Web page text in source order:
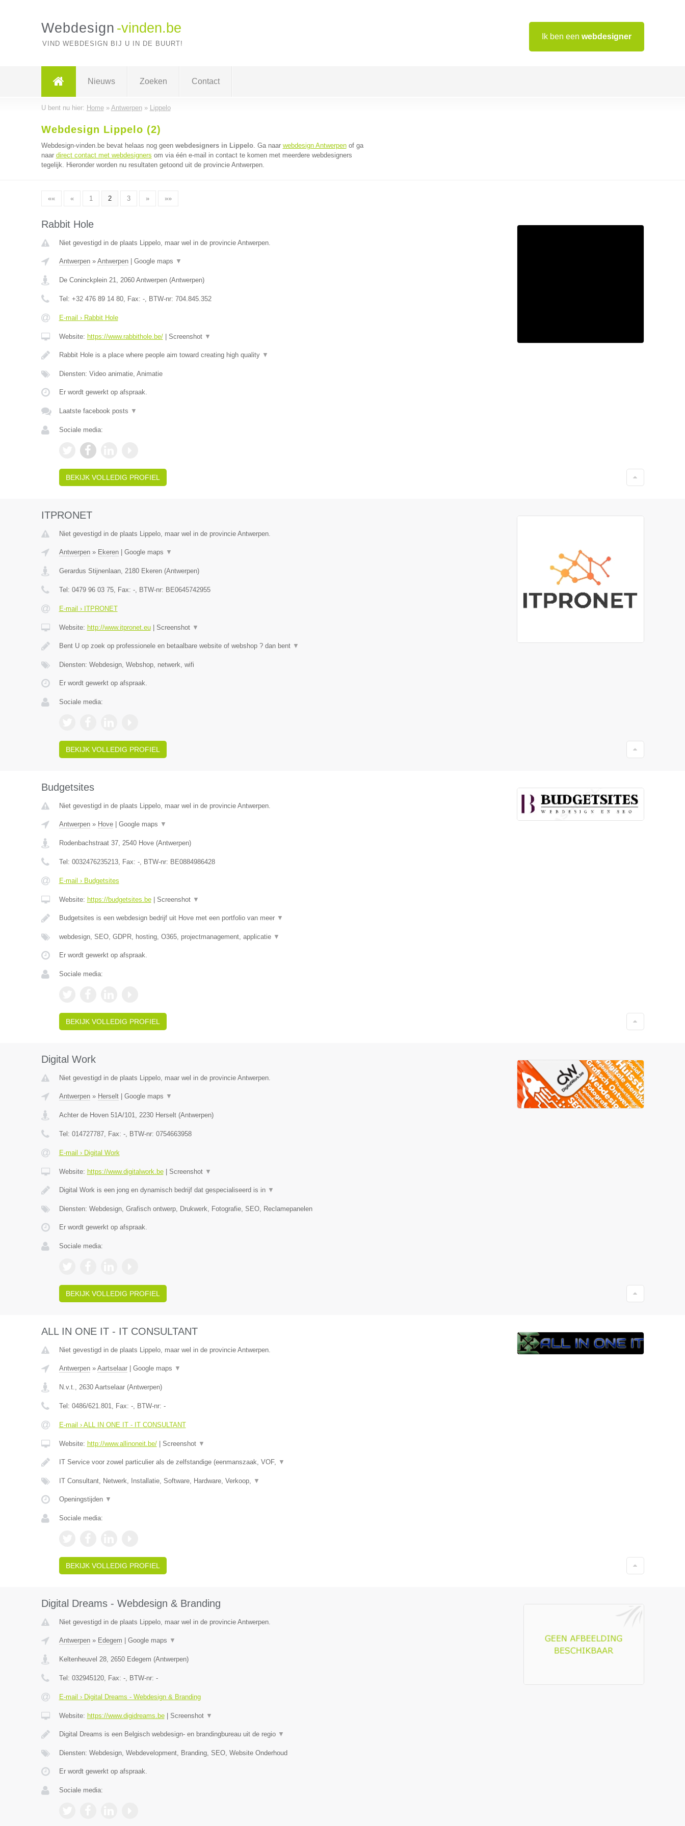
Ik ben een webdesigner
Webdesign -vinden.be
VIND WEBDESIGN BIJ U IN DE BUURT!
Nieuws Zoeken Contact
U bent nu hier: Home» Antwerpen» Lippelo
Webdesign Lippelo (2)
Webdesign-vinden.be bevat helaas nog geen webdesigners in Lippelo. Ga naar webdesign Antwerpenof ga
naar direct contact met webdesigners om via één e-mail in contact te komen met meerdere webdesigners
tegelijk. Hieronder worden nu resultaten getoond uit de provincie Antwerpen.
«« « 1 2 3 » »»
Rabbit Hole
Niet gevestigd in de plaats Lippelo, maar wel in de provincie Antwerpen.
Antwerpen» Antwerpen| Google maps ▼
De Coninckplein 21, 2060 Antwerpen(Antwerpen)
Tel: +32 476 89 14 80, Fax: -, BTW-nr: 704.845.352
E-mail › Rabbit Hole
Website: https://www.rabbithole.be/| Screenshot ▼
Rabbit Hole is a place where people aim toward creating high quality ▼
Diensten: Video animatie, Animatie
Er wordt gewerkt op afspraak.
Laatste facebook posts ▼
Sociale media:
BEKIJK VOLLEDIG PROFIEL
ITPRONET
Niet gevestigd in de plaats Lippelo, maar wel in de provincie Antwerpen.
Antwerpen» Ekeren| Google maps ▼
Gerardus Stijnenlaan, 2180 Ekeren(Antwerpen)
Tel: 0479 96 03 75, Fax: -, BTW-nr: BE0645742955
E-mail › ITPRONET
Website: http://www.itpronet.eu| Screenshot ▼
Bent U op zoek op professionele en betaalbare website of webshop ? dan bent ▼
Diensten: Webdesign, Webshop, netwerk, wifi
Er wordt gewerkt op afspraak.
Sociale media:
BEKIJK VOLLEDIG PROFIEL
Budgetsites
Niet gevestigd in de plaats Lippelo, maar wel in de provincie Antwerpen.
Antwerpen» Hove| Google maps ▼
Rodenbachstraat 37, 2540 Hove(Antwerpen)
Tel: 0032476235213, Fax: -, BTW-nr: BE0884986428
E-mail › Budgetsites
Website: https://budgetsites.be| Screenshot ▼
Budgetsites is een webdesign bedrijf uit Hove met een portfolio van meer ▼
webdesign, SEO, GDPR, hosting, O365, projectmanagement, applicatie ▼
Er wordt gewerkt op afspraak.
Sociale media:
BEKIJK VOLLEDIG PROFIEL
Digital Work
Niet gevestigd in de plaats Lippelo, maar wel in de provincie Antwerpen.
Antwerpen» Herselt| Google maps ▼
Achter de Hoven 51A/101, 2230 Herselt(Antwerpen)
Tel: 014727787, Fax: -, BTW-nr: 0754663958
E-mail › Digital Work
Website: https://www.digitalwork.be| Screenshot ▼
Digital Work is een jong en dynamisch bedrijf dat gespecialiseerd is in ▼
Diensten: Webdesign, Grafisch ontwerp, Drukwerk, Fotografie, SEO, Reclamepanelen
Er wordt gewerkt op afspraak.
Sociale media:
BEKIJK VOLLEDIG PROFIEL
ALL IN ONE IT - IT CONSULTANT
Niet gevestigd in de plaats Lippelo, maar wel in de provincie Antwerpen.
Antwerpen» Aartselaar| Google maps ▼
N.v.t., 2630 Aartselaar(Antwerpen)
Tel: 0486/621.801, Fax: -, BTW-nr: -
E-mail › ALL IN ONE IT - IT CONSULTANT
Website: http://www.allinoneit.be/| Screenshot ▼
IT Service voor zowel particulier als de zelfstandige (eenmanszaak, VOF, ▼
IT Consultant, Netwerk, Installatie, Software, Hardware, Verkoop, ▼
Openingstijden ▼
Sociale media:
BEKIJK VOLLEDIG PROFIEL
Digital Dreams - Webdesign & Branding
Niet gevestigd in de plaats Lippelo, maar wel in de provincie Antwerpen.
Antwerpen» Edegem Google maps ▼
Keltenheuvel 28, 2650 Edegem (Antwerpen)
Tel: 032945120, Fax: -, BTW-nr: -
E-mail › Digital Dreams - Webdesign & Branding
Website: https://www.digidreams.be| Screenshot ▼
Digital Dreams is een Belgisch webdesign- en brandingbureau uit de regio ▼
Diensten: Webdesign, Webdevelopment, Branding, SEO, Website Onderhoud
Er wordt gewerkt op afspraak.
Sociale media: